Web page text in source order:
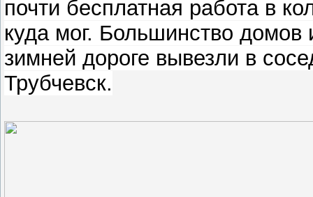
почти бесплатная работа в
куда мог. Большинство
зимней дороге вывезли в
Трубчевск.